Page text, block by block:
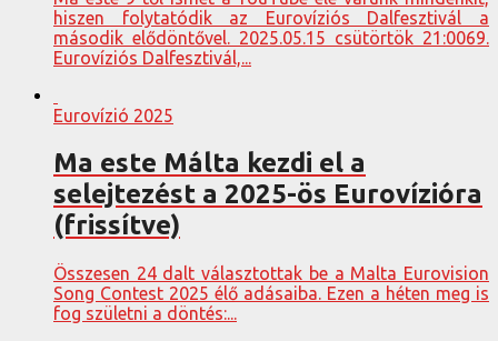
hiszen folytatódik az Eurovíziós Dalfesztivál a
második elődöntővel. 2025.05.15 csütörtök 21:0069.
Eurovíziós Dalfesztivál,...
Eurovízió 2025
Ma este Málta kezdi el a
selejtezést a 2025-ös Eurovízióra
(frissítve)
Összesen 24 dalt választottak be a Malta Eurovision
Song Contest 2025 élő adásaiba. Ezen a héten meg is
fog születni a döntés:...